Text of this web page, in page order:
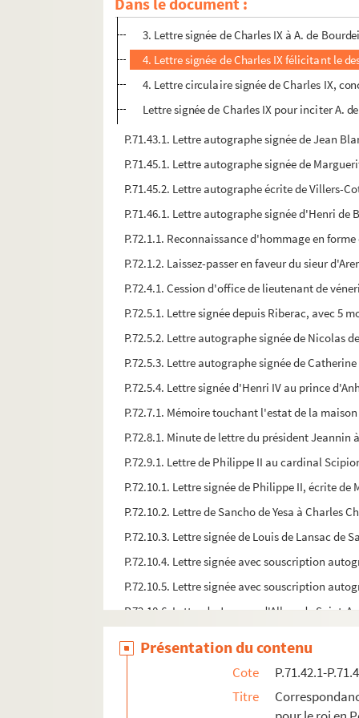
2. Lettre signée de Charles IX donnant
3. Lettre signée de Charles IX à A. de
4. Lettre signée de Charles IX félicitant le
4. Lettre circulaire signée de Charles IX,
Lettre signée de Charles IX pour inciter A.
P.71.43.1. Lettre autographe signée de Jean
P.71.45.1. Lettre autographe signée de
P.71.45.2. Lettre autographe écrite de Villers-
P.71.46.1. Lettre autographe signée d'Henri
P.72.1.1. Reconnaissance d'hommage en
P.72.1.2. Laissez-passer en faveur du sieur
P.72.4.1. Cession d'office de lieutenant de
P.72.5.1. Lettre signée depuis Riberac, avec 5
P.72.5.2. Lettre autographe signée de Nicolas
P.72.5.3. Lettre autographe signée de
P.72.5.4. Lettre signée d'Henri IV au prince
P.72.7.1. Mémoire touchant l'estat de la
P.72.8.1. Minute de lettre du président Jeannin
P.72.9.1. Lettre de Philippe II au cardinal
P.72.10.1. Lettre signée de Philippe II, écrite
P.72.10.2. Lettre de Sancho de Yesa à
P.72.10.3. Lettre signée de Louis de Lansac de
P.72.10.4. Lettre signée avec souscription
P.72.10.5. Lettre signée avec souscription
P.72.10.6. Lettre de Jacques d'Albon de Saint-
P.72.11.1. Lettre autographe signée du père
P.72.13.1. Lettre autographe signée de M.
Présentation du contenu
Cote
P.71.42.1-
Titre